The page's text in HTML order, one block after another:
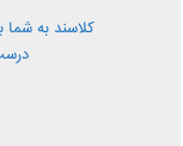
کلاسند به